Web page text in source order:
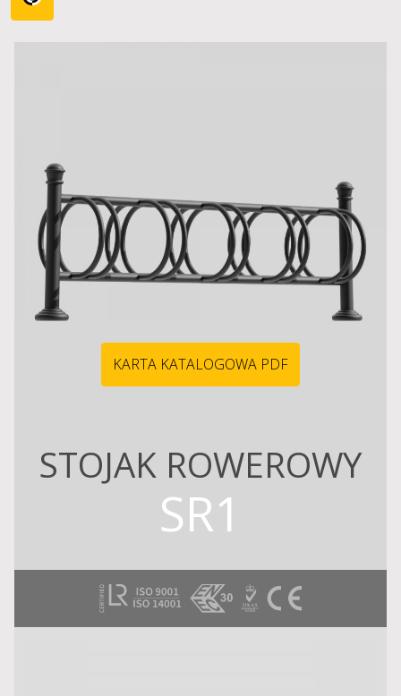
KARTA KATALOGOWA PDF
STOJAK ROWEROWY
SR1